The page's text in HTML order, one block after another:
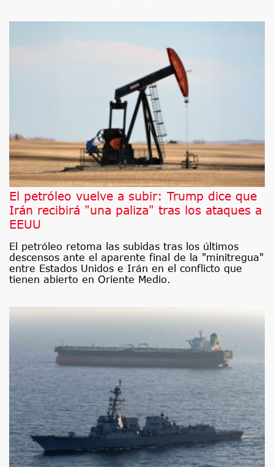
El petróleo vuelve a subir: Trump dice que
Irán recibirá "una paliza" tras los ataques a
EEUU
El petróleo retoma las subidas tras los últimos
descensos ante el aparente final de la "minitregua"
entre Estados Unidos e Irán en el conflicto que
tienen abierto en Oriente Medio.